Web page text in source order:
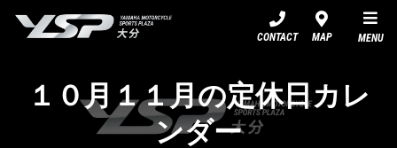
CONTACT MAP MENU
１０月１１月の定休日カレ
ンダー